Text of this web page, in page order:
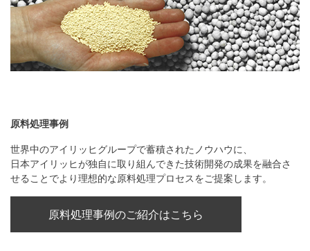
原料処理事例
世界中のアイリッヒグループで蓄積されたノウハウに、
日本アイリッヒが独自に取り組んできた技術開発の成果を融合さ
せることでより理想的な原料処理プロセスをご提案します。
原料処理事例のご紹介はこちら